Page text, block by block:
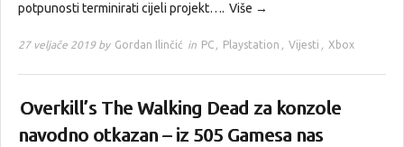
potpunosti terminirati cijeli projekt…. Više →
27 veljače 2019 by Gordan Ilinčić in PC , Playstation , Vijesti , Xbox
Overkill’s The Walking Dead za konzole
navodno otkazan – iz 505 Gamesa nas